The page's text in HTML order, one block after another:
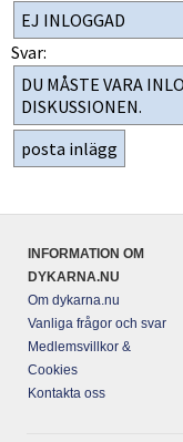
Svar:
INFORMATION OM
DYKARNA.NU
Om dykarna.nu
Vanliga frågor och svar
Medlemsvillkor &
Cookies
Kontakta oss